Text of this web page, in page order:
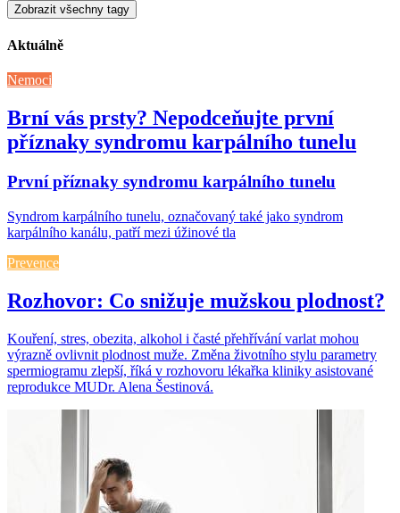
Zobrazit všechny tagy
Aktuálně
Nemoci
Brní vás prsty? Nepodceňujte první
příznaky syndromu karpálního tunelu
První příznaky syndromu karpálního tunelu
Syndrom karpálního tunelu, označovaný také jako syndrom
karpálního kanálu, patří mezi úžinové tla
Prevence
Rozhovor: Co snižuje mužskou plodnost?
Kouření, stres, obezita, alkohol i časté přehřívání varlat mohou
výrazně ovlivnit plodnost muže. Změna životního stylu parametry
spermiogramu zlepší, říká v rozhovoru lékařka kliniky asistované
reprodukce MUDr. Alena Šestinová.